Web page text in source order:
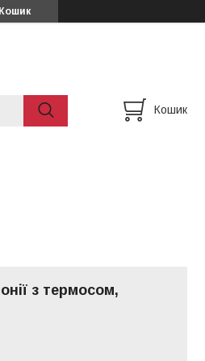
Кошик
Кошик
з термосом,